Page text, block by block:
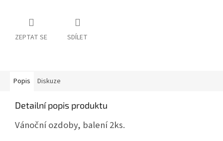
ZEPTAT SE SDÍLET
Popis Diskuze
Detailní popis produktu
Vánoční ozdoby, balení 2ks.